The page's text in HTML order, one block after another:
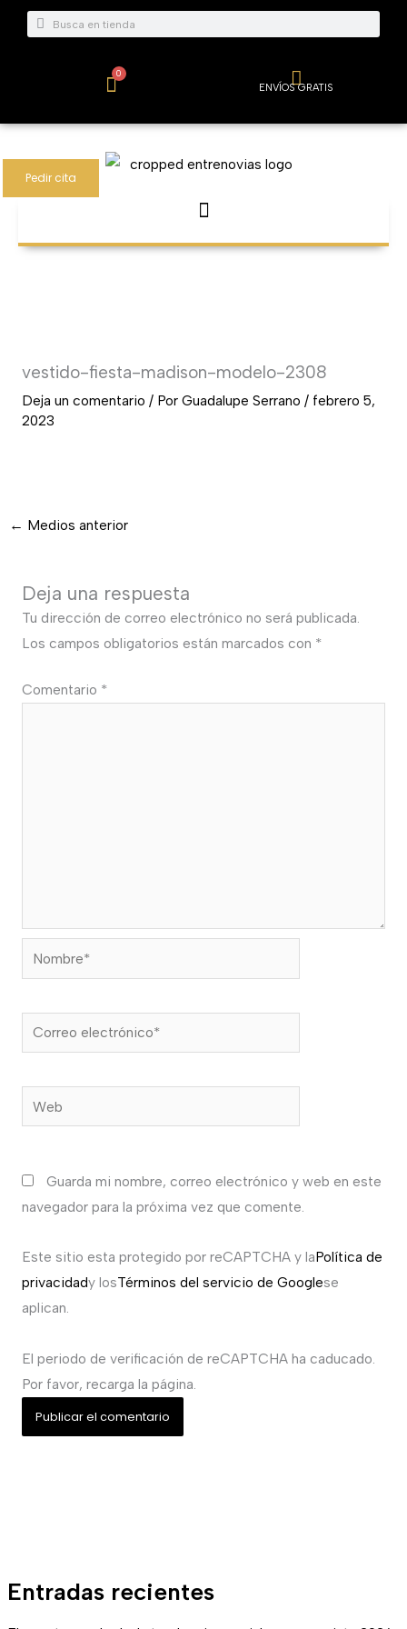
Buscar
Buscar
0
Carrito ENVÍOS GRATIS
Pedir cita
Entradas recientes
vestido-fiesta-madison-modelo-2308
Deja un comentario / Por Guadalupe Serrano / febrero 5,
2023
← Medios anterior
Deja una respuesta
Tu dirección de correo electrónico no será publicada.
Los campos obligatorios están marcados con *
Comentario *
Nombre*
Correo
electrónico*
Web
Guarda mi nombre, correo electrónico y web en este
navegador para la próxima vez que comente.
Este sitio esta protegido por reCAPTCHA y laPolítica de
privacidady losTérminos del servicio de Googlese
aplican.
El periodo de verificación de reCAPTCHA ha caducado.
Por favor, recarga la página.